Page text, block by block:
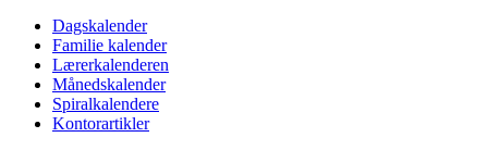
Dagskalender
Familie kalender
Lærerkalenderen
Månedskalender
Spiralkalendere
Kontorartikler